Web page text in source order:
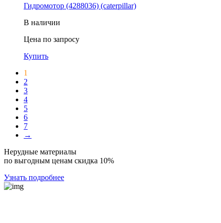
Гидромотор (4288036) (caterpillar)
В наличии
Цена по запросу
Купить
1
2
3
4
5
6
7
→
Нерудные материалы
по выгодным ценам скидка 10%
Узнать подробнее